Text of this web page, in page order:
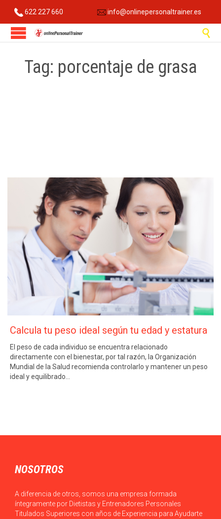
622 227 660 info@onlinepersonaltrainer.es

Tag: porcentaje de grasa
Calcula tu peso ideal según tu edad y estatura
El peso de cada individuo se encuentra relacionado
directamente con el bienestar, por tal razón, la Organización
Mundial de la Salud recomienda controlarlo y mantener un peso
ideal y equilibrado…
NOSOTROS
A diferencia de otros, somos una empresa formada
íntegramente por Dietistas y Entrenadores Personales
Titulados Superiores con años de Experiencia para Ayudarte